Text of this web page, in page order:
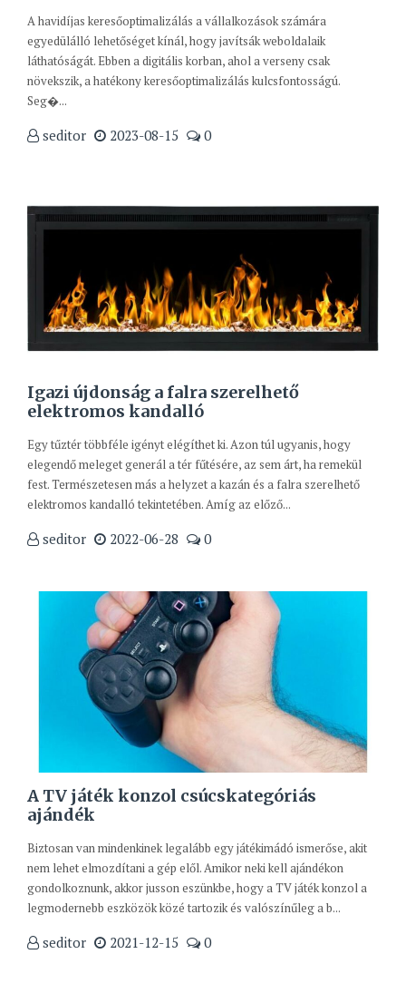
A havidíjas keresőoptimalizálás a vállalkozások számára
egyedülálló lehetőséget kínál, hogy javítsák weboldalaik
láthatóságát. Ebben a digitális korban, ahol a verseny csak
növekszik, a hatékony keresőoptimalizálás kulcsfontosságú.
Seg�...
seditor 2023-08-15 0
Igazi újdonság a falra szerelhető
elektromos kandalló
Egy tűztér többféle igényt elégíthet ki. Azon túl ugyanis, hogy
elegendő meleget generál a tér fűtésére, az sem árt, ha remekül
fest. Természetesen más a helyzet a kazán és a falra szerelhető
elektromos kandalló tekintetében. Amíg az előző...
seditor 2022-06-28 0
A TV játék konzol csúcskategóriás
ajándék
Biztosan van mindenkinek legalább egy játékimádó ismerőse, akit
nem lehet elmozdítani a gép elől. Amikor neki kell ajándékon
gondolkoznunk, akkor jusson eszünkbe, hogy a TV játék konzol a
legmodernebb eszközök közé tartozik és valószínűleg a b...
seditor 2021-12-15 0